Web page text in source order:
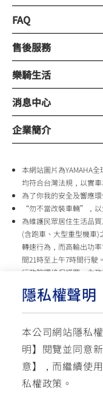
隱私權聲明
本公司網站隱私
明】閱覽並同意
意】，而繼續使
私權政策。
FAQ
售後服務
樂騎生活
消息中心
企業簡介
本網站圖片為YAMAHA
均符合台灣法規，以實
為了你我的安全及響應
“勿不當改裝車輛”，以
為維護民眾居住生活品
(含跑車、大型重型機車)
轉速行為，而高輸出功
間21時至上午7時間行駛。
行政院環境保護署、內
台灣山葉機車 關心您
使用版權說
☏ 免付費客服
每週一 ~ 五
© YAMAHA